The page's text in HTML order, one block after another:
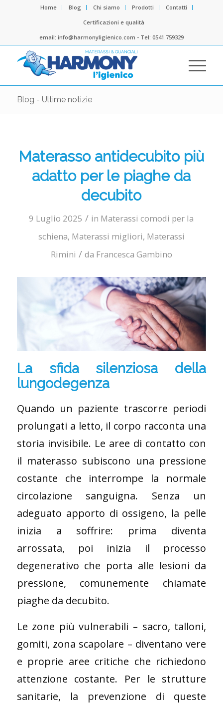
Home Blog Chi siamo Prodotti
Contatti
Certificazioni e qualità
email: info@harmonyligienico.com - Tel: 0541.759329
Blog - Ultime notizie
Materasso antidecubito più
adatto per le piaghe da
decubito
9 Luglio 2025 / in Materassi comodi per la
schiena, Materassi migliori, Materassi
Rimini / da Francesca Gambino
La sfida silenziosa della
lungodegenza
Quando un paziente trascorre periodi
prolungati a letto, il corpo racconta una
storia invisibile. Le aree di contatto con
il materasso subiscono una pressione
costante che interrompe la normale
circolazione sanguigna. Senza un
adeguato apporto di ossigeno, la pelle
inizia a soffrire: prima diventa
arrossata, poi inizia il processo
degenerativo che porta alle lesioni da
pressione, comunemente chiamate
piaghe da decubito.
Le zone più vulnerabili – sacro, talloni,
gomiti, zona scapolare – diventano vere
e proprie aree critiche che richiedono
attenzione costante. Per le strutture
sanitarie, la prevenzione di queste